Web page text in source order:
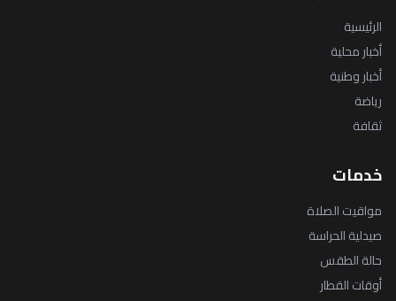
الرئيسية
أخبار محلية
أخبار وطنية
رياضة
ثقافة
خدمات
مواقيت الصلاة
صيدلية الحراسة
حالة الطقس
أوقات القطار